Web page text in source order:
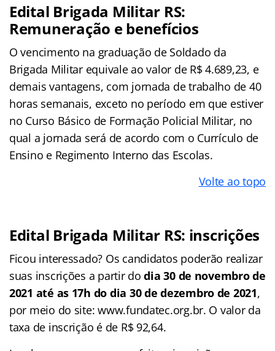
Edital Brigada Militar RS:
Remuneração e benefícios
O vencimento na graduação de Soldado da
Brigada Militar equivale ao valor de R$ 4.689,23, e
demais vantagens, com jornada de trabalho de 40
horas semanais, exceto no período em que estiver
no Curso Básico de Formação Policial Militar, no
qual a jornada será de acordo com o Currículo de
Ensino e Regimento Interno das Escolas.
Volte ao topo
Edital Brigada Militar RS: inscrições
Ficou interessado? Os candidatos poderão realizar
suas inscrições a partir dodia 30 de novembro de
2021 até as 17h do dia 30 de dezembro de 2021,
por meio do site: www.fundatec.org.br. O valor da
taxa de inscrição é de R$ 92,64.